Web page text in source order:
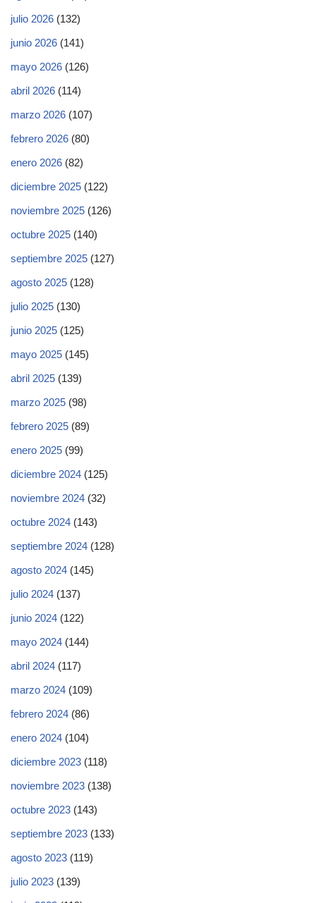
julio 2026 (132)
junio 2026 (141)
mayo 2026 (126)
abril 2026 (114)
marzo 2026 (107)
febrero 2026 (80)
enero 2026 (82)
diciembre 2025 (122)
noviembre 2025 (126)
octubre 2025 (140)
septiembre 2025 (127)
agosto 2025 (128)
julio 2025 (130)
junio 2025 (125)
mayo 2025 (145)
abril 2025 (139)
marzo 2025 (98)
febrero 2025 (89)
enero 2025 (99)
diciembre 2024 (125)
noviembre 2024 (32)
octubre 2024 (143)
septiembre 2024 (128)
agosto 2024 (145)
julio 2024 (137)
junio 2024 (122)
mayo 2024 (144)
abril 2024 (117)
marzo 2024 (109)
febrero 2024 (86)
enero 2024 (104)
diciembre 2023 (118)
noviembre 2023 (138)
octubre 2023 (143)
septiembre 2023 (133)
agosto 2023 (119)
julio 2023 (139)